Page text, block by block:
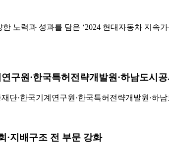
노력과 성과를 담은 ‘2024 현대자동차 지속
구원·한국특허전략개발원·하남도시
단·한국기계연구원·한국특허전략개발원·
·지배구조 전 부문 강화